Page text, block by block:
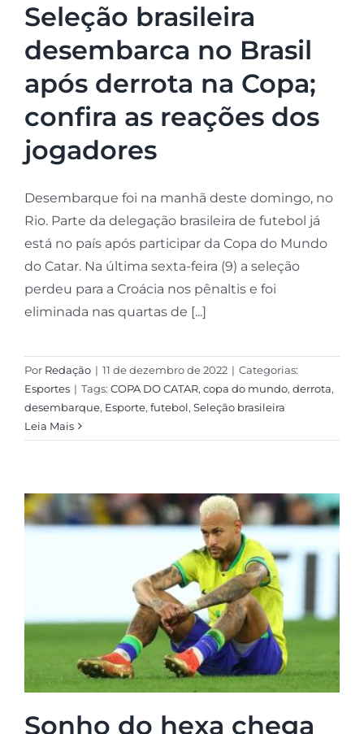
Seleção brasileira
desembarca no Brasil
após derrota na Copa;
confira as reações dos
jogadores
Desembarque foi na manhã deste domingo, no
Rio. Parte da delegação brasileira de futebol já
está no país após participar da Copa do Mundo
do Catar. Na última sexta-feira (9) a seleção
perdeu para a Croácia nos pênaltis e foi
eliminada nas quartas de [...]
Por Redação | 11 de dezembro de 2022 | Categorias:
Esportes | Tags: COPA DO CATAR, copa do mundo, derrota,
desembarque, Esporte, futebol, Seleção brasileira
Leia Mais
Sonho do hexa chega